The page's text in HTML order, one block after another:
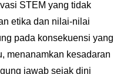
STEM yang tidak
etika dan nilai-nilai
pada konsekuensi yang
menanamkan kesadaran
jawab sejak dini